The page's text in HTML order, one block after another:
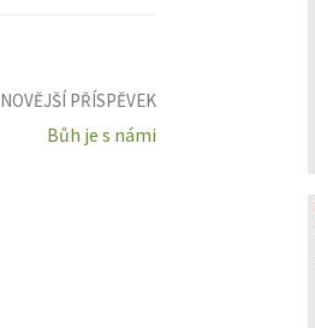
NOVĚJŠÍ PŘÍSPĚVEK
Bůh je s námi